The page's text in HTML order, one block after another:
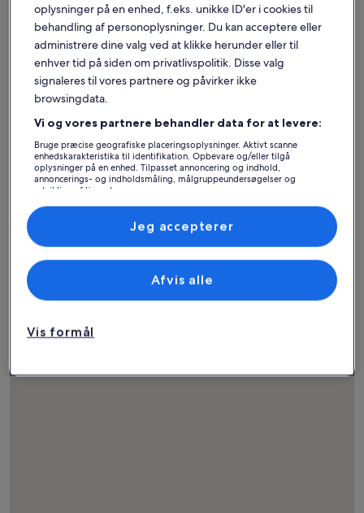
Find overnatningssteder, der passer til dig
Hus
Søg efter huse
Lejlighed
Søg efter lejligheder
Hytte
Find ferieboliger nær
i Davos Klosters
oplysninger på en enhed, f.eks. unikke ID'er i cookies til
behandling af personoplysninger. Du kan acceptere eller
administrere dine valg ved at klikke herunder eller til
enhver tid på siden om privatlivspolitik. Disse valg
signaleres til vores partnere og påvirker ikke
browsingdata.
Vi og vores partnere behandler data for at levere:
Bruge præcise geografiske placeringsoplysninger. Aktivt scanne
enhedskarakteristika til identifikation. Opbevare og/eller tilgå
oplysninger på en enhed. Tilpasset annoncering og indhold,
annoncerings- og indholdsmåling, målgruppeundersøgelser og
udvikling af tjenester.
Liste over partnere (leverandører)
Vis formål
Afvis alle
Jeg accepterer